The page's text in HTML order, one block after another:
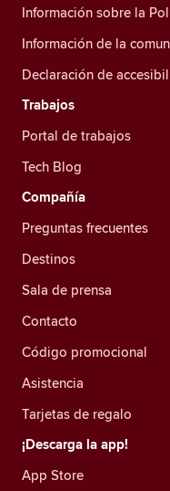
Información sobre la
Información de la
Declaración de
Trabajos
Portal de trabajos
Tech Blog
Compañía
Preguntas frecuentes
Destinos
Sala de prensa
Contacto
Código promocional
Asistencia
Tarjetas de regalo
¡Descarga la app!
App Store